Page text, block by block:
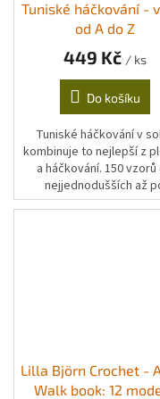
Tuniské háčkování -
od A do Z
449 Kč / ks
Do košíku
Tuniské háčkování v
kombinuje to nejlepší z
a háčkování. 150 vzorů
nejjednodušších až
pokročilé
Lilla Björn Crochet -
Walk book: 12